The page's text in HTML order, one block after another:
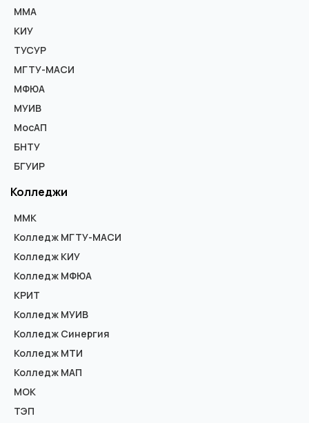
ММА
КИУ
ТУСУР
МГТУ-МАСИ
МФЮА
МУИВ
МосАП
БНТУ
БГУИР
Колледжи
ММК
Колледж МГТУ-МАСИ
Колледж КИУ
Колледж МФЮА
КРИТ
Колледж МУИВ
Колледж Синергия
Колледж МТИ
Колледж МАП
МОК
ТЭП